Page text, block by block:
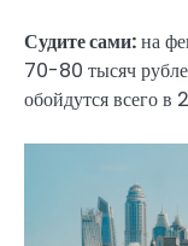
Судите сами:на
70-80 тысяч
обойдутся всего